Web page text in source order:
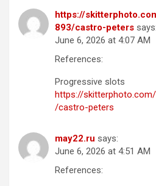
https://
893/castro-peters says:
June 6, 2026 at 4:07 AM
References:
Progressive slots
https://
/castro-peters
may22.ru says:
June 6, 2026 at 4:51 AM
References: